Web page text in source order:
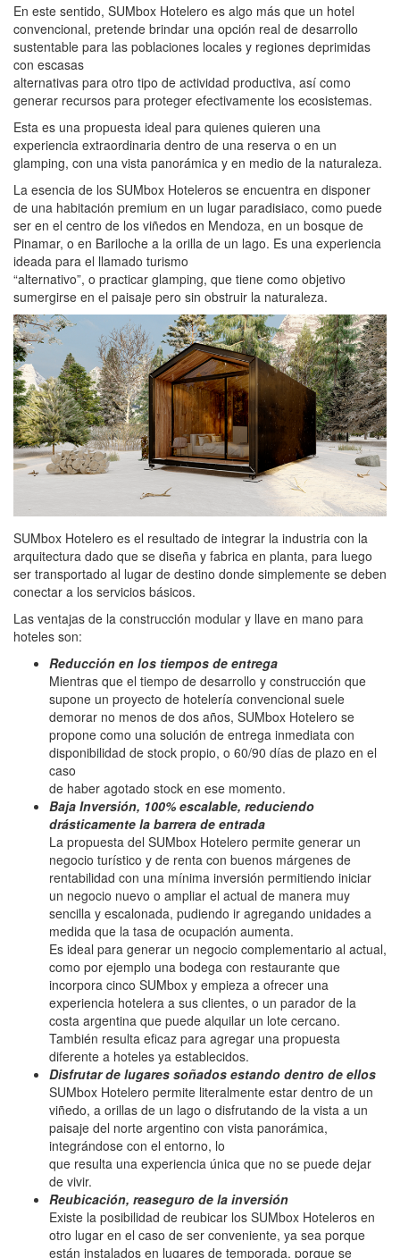
En este sentido, SUMbox Hotelero es algo más que un hotel
convencional, pretende brindar una opción real de desarrollo
sustentable para las poblaciones locales y regiones deprimidas
con escasas
alternativas para otro tipo de actividad productiva, así como
generar recursos para proteger efectivamente los ecosistemas.
Esta es una propuesta ideal para quienes quieren una
experiencia extraordinaria dentro de una reserva o en un
glamping, con una vista panorámica y en medio de la naturaleza.
La esencia de los SUMbox Hoteleros se encuentra en disponer
de una habitación premium en un lugar paradisiaco, como puede
ser en el centro de los viñedos en Mendoza, en un bosque de
Pinamar, o en Bariloche a la orilla de un lago. Es una experiencia
ideada para el llamado turismo
“alternativo”, o practicar glamping, que tiene como objetivo
sumergirse en el paisaje pero sin obstruir la naturaleza.
SUMbox Hotelero es el resultado de integrar la industria con la
arquitectura dado que se diseña y fabrica en planta, para luego
ser transportado al lugar de destino donde simplemente se deben
conectar a los servicios básicos.
Las ventajas de la construcción modular y llave en mano para
hoteles son:
Reducción en los tiempos de entrega
Mientras que el tiempo de desarrollo y construcción que
supone un proyecto de hotelería convencional suele
demorar no menos de dos años, SUMbox Hotelero se
propone como una solución de entrega inmediata con
disponibilidad de stock propio, o 60/90 días de plazo en el
caso
de haber agotado stock en ese momento.
Baja Inversión, 100% escalable, reduciendo
drásticamente la barrera de entrada
La propuesta del SUMbox Hotelero permite generar un
negocio turístico y de renta con buenos márgenes de
rentabilidad con una mínima inversión permitiendo iniciar
un negocio nuevo o ampliar el actual de manera muy
sencilla y escalonada, pudiendo ir agregando unidades a
medida que la tasa de ocupación aumenta.
Es ideal para generar un negocio complementario al actual,
como por ejemplo una bodega con restaurante que
incorpora cinco SUMbox y empieza a ofrecer una
experiencia hotelera a sus clientes, o un parador de la
costa argentina que puede alquilar un lote cercano.
También resulta eficaz para agregar una propuesta
diferente a hoteles ya establecidos.
Disfrutar de lugares soñados estando dentro de ellos
SUMbox Hotelero permite literalmente estar dentro de un
viñedo, a orillas de un lago o disfrutando de la vista a un
paisaje del norte argentino con vista panorámica,
integrándose con el entorno, lo
que resulta una experiencia única que no se puede dejar
de vivir.
Reubicación, reaseguro de la inversión
Existe la posibilidad de reubicar los SUMbox Hoteleros en
otro lugar en el caso de ser conveniente, ya sea porque
están instalados en lugares de temporada, porque se